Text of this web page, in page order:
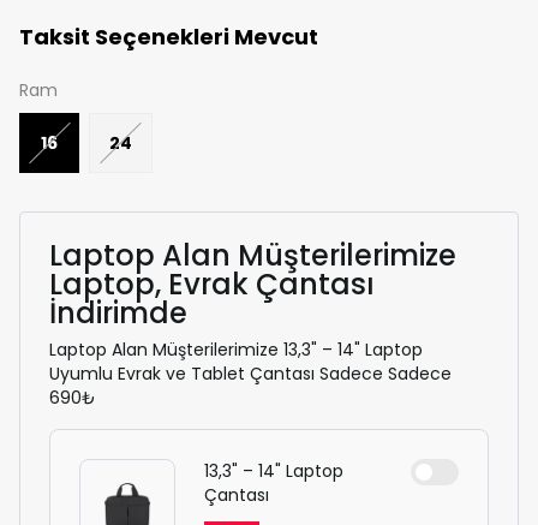
Taksit Seçenekleri Mevcut
Ram
16 24
Laptop Alan Müşterilerimize
Laptop, Evrak Çantası
İndirimde
Laptop Alan Müşterilerimize 13,3" – 14" Laptop
Uyumlu Evrak ve Tablet Çantası Sadece Sadece
690₺
13,3" – 14" Laptop
Çantası